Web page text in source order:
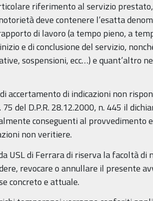
riferimento al servizio
deve contenere l’esatta
di lavoro (a tempo pieno, a
e di conclusione del servizio,
sospensioni, ecc…) e quant’altro
accertamento di indicazioni non
75 del D.P.R. 28.12.2000, n. 445 il
conseguenti al provvedimento
non veritiere.
USL di Ferrara di riserva la facoltà
revocare o annullare il presente
concreto e attuale.